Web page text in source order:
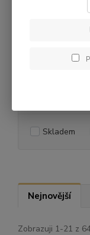
Emerald
Skladem
Nejnovější
Zobrazuji 1-21 z